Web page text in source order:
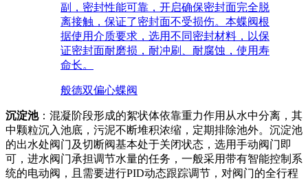
副，密封性能可靠，开启确保密封面完全脱
离接触，保证了密封面不受损伤。本蝶阀根
据使用介质要求，选用不同密封材料，以保
证密封面耐磨损，耐冲刷、耐腐蚀，使用寿
命长。
般德双偏心蝶阀
沉淀池：混凝阶段形成的絮状体依靠重力作用从水中分离，其
中颗粒沉入池底，污泥不断堆积浓缩，定期排除池外。沉淀池
的出水处阀门及切断阀基本处于关闭状态，选用手动阀门即
可，进水阀门承担调节水量的任务，一般采用带有智能控制系
统的电动阀，且需要进行PID动态跟踪调节，对阀门的全行程